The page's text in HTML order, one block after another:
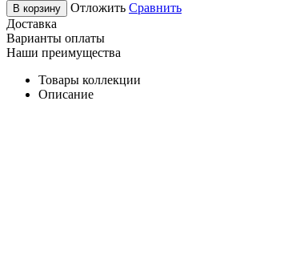
В корзину Отложить Сравнить
Доставка
Варианты оплаты
Наши преимущества
Товары коллекции
Описание